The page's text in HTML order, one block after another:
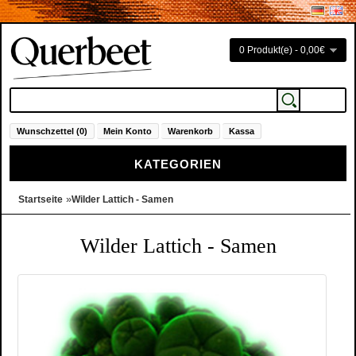
0 Produkt(e) - 0,00€
Wunschzettel (0) Mein Konto Warenkorb Kassa
KATEGORIEN
Startseite »Wilder Lattich - Samen
Wilder Lattich - Samen